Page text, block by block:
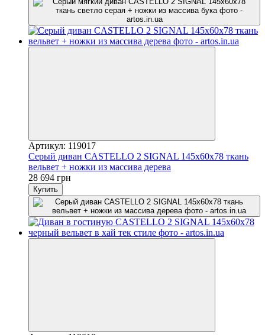
Артикул: 119017
Серый диван CASTELLO 2 SIGNAL 145х60х78 ткань
вельвет + ножки из массива дерева
28 694 грн
Купить